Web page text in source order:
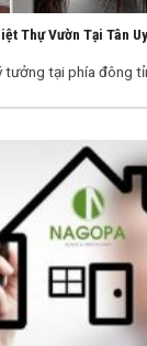
Thự Vườn Tại Tân
tưởng tại phía đông